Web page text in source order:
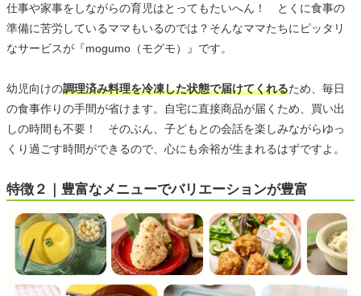
仕事や家事をしながらの育児はとってもたいへん！ とくに食事の
準備に苦労しているママもいるのでは？そんなママたちにピッタリ
なサービスが『mogumo（モグモ）』です。
幼児向けの調理済み料理を冷凍した状態で届けてくれるため、毎日
の食事作りの手間が省けます。自宅に直接商品が届くため、買い出
しの時間も不要！ そのぶん、子どもとの会話を楽しみながらゆっ
くり過ごす時間ができるので、心にも余裕が生まれるはずですよ。
特徴２｜豊富なメニューでバリエーションが豊富